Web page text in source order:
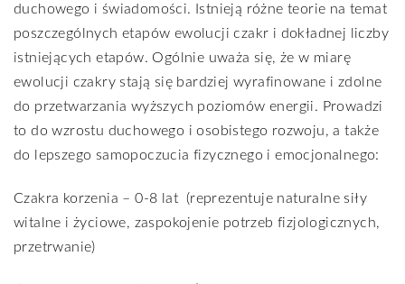
duchowego i świadomości. Istnieją różne teorie na temat
poszczególnych etapów ewolucji czakr i dokładnej liczby
istniejących etapów. Ogólnie uważa się, że w miarę
ewolucji czakry stają się bardziej wyrafinowane i zdolne
do przetwarzania wyższych poziomów energii. Prowadzi
to do wzrostu duchowego i osobistego rozwoju, a także
do lepszego samopoczucia fizycznego i emocjonalnego:
Czakra korzenia – 0-8 lat (reprezentuje naturalne siły
witalne i życiowe, zaspokojenie potrzeb fizjologicznych,
przetrwanie)